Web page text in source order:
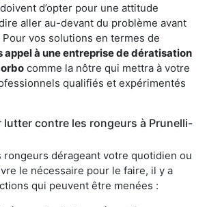
d’opter pour une attitude
aller au-devant du problème avant
Pour vos solutions en termes de
appel à une entreprise de dératisation
comme la nôtre qui mettra à votre
qualifiés et expérimentés
lutter contre les rongeurs à Prunelli-
rongeurs dérageant votre quotidien ou
le nécessaire pour le faire, il y a
qui peuvent être menées :